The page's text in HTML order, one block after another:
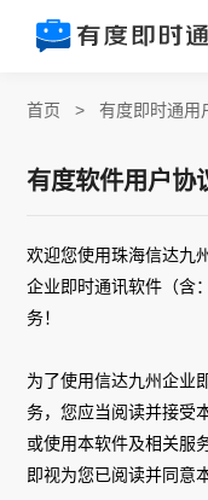
首页 >有度即时通用
有度软件用户协
欢迎您使用珠海信达九
企业即时通讯软件（含
务！
为了使用信达九州企业
务，您应当阅读并接受
或使用本软件及相关服
即视为您已阅读并同意